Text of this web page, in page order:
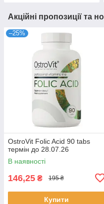
Акційні пропозиції та
–25%
OstroVit Folic Acid 90 tabs
термін до 28.07.26
В наявності
146,25 ₴ 195 ₴
Купити